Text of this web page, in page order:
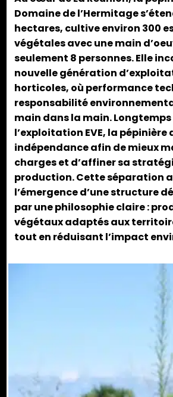
Domaine de l’Hermitage
hectares, cultive environ 300
végétales avec une main
seulement 8 personnes. Elle
nouvelle génération
horticoles, où performance
responsabilité
main dans la main.
l’exploitation EVE, la pépinière
indépendance afin de mieux
charges et d’affiner sa
production. Cette séparation
l’émergence d’une structure
par une philosophie claire :
végétaux adaptés aux
tout en réduisant l’impact